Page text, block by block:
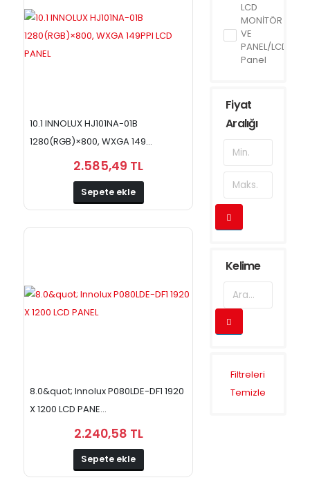
LCD
MONİTÖR
VE
PANEL/LCD
Panel
Fiyat
Aralığı
Kelime
Filtreleri
Temizle
10.1 INNOLUX HJ101NA-01B
1280(RGB)×800, WXGA 149...
2.585,49 TL
Sepete ekle
8.0&quot; Innolux P080LDE-DF1 1920
X 1200 LCD PANE...
2.240,58 TL
Sepete ekle